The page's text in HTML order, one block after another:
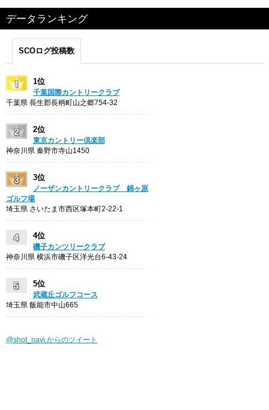
データランキング
SCOログ投稿数
1位
千葉国際カントリークラブ
千葉県 長生郡長柄町山之郷754-32
2位
東京カントリー倶楽部
神奈川県 秦野市寺山1450
3位
ノーザンカントリークラブ 錦ヶ原
ゴルフ場
埼玉県 さいたま市西区塚本町2-22-1
4位
磯子カンツリークラブ
神奈川県 横浜市磯子区洋光台6-43-24
5位
武蔵丘ゴルフコース
埼玉県 飯能市中山665
@shot_navi からのツイート